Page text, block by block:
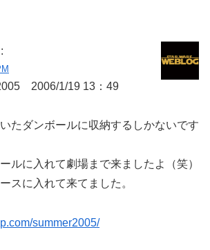
2006/1/19 13：49
たダンボールに収納するしかないです
ルに入れて劇場まで来ましたよ（笑）
スに入れて来てました。
summer2005/